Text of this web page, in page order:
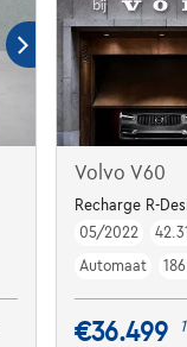
Volvo V60
Recharge R-
05/2022
Automaat
€36.499 1